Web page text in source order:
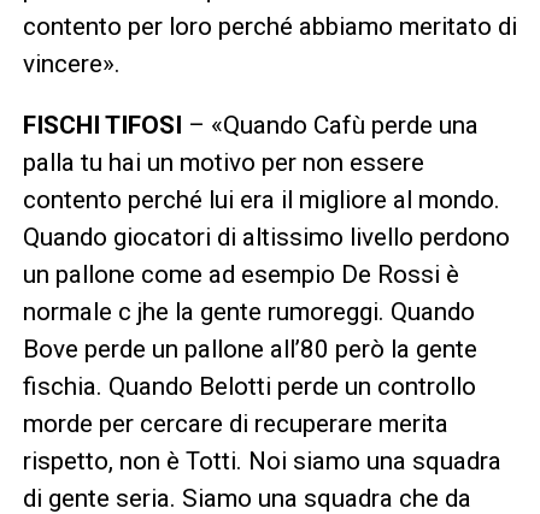
contento per loro perché abbiamo meritato di
vincere».
FISCHI TIFOSI – «Quando Cafù perde una
palla tu hai un motivo per non essere
contento perché lui era il migliore al mondo.
Quando giocatori di altissimo livello perdono
un pallone come ad esempio De Rossi è
normale c jhe la gente rumoreggi. Quando
Bove perde un pallone all’80 però la gente
fischia. Quando Belotti perde un controllo
morde per cercare di recuperare merita
rispetto, non è Totti. Noi siamo una squadra
di gente seria. Siamo una squadra che da